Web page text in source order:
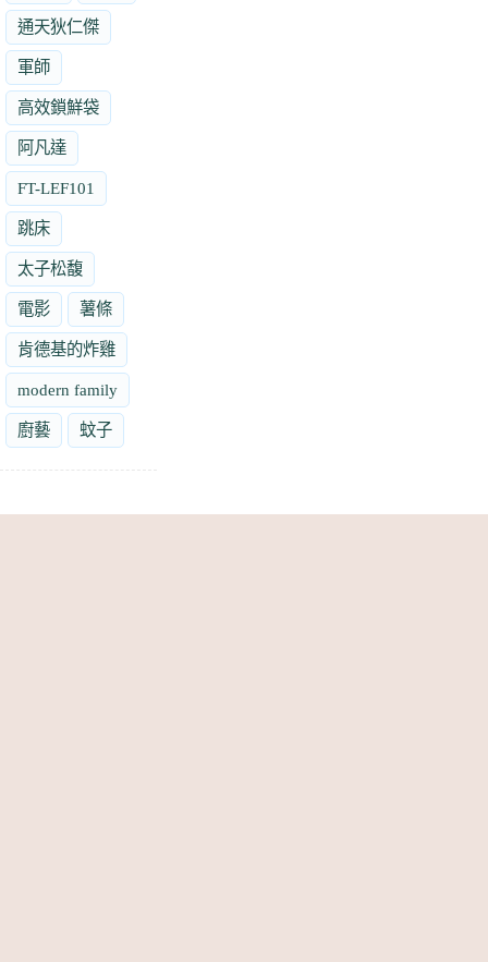
通天狄仁傑
軍師
高效鎖鮮袋
阿凡達
FT-LEF101
跳床
太子松馥
電影 薯條
肯德基的炸雞
modern family
廚藝 蚊子